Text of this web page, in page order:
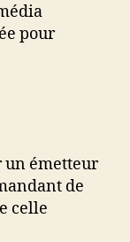
pour
un émetteur
de
celle